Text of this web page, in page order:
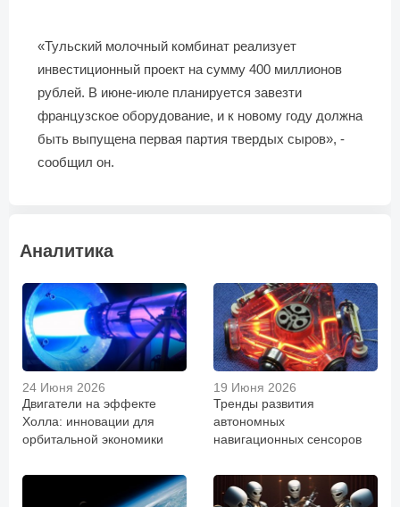
«Тульский молочный комбинат реализует
инвестиционный проект на сумму 400 миллионов
рублей. В июне-июле планируется завезти
французское оборудование, и к новому году должна
быть выпущена первая партия твердых сыров», -
сообщил он.
Аналитика
24 Июня 2026
Двигатели на эффекте
Холла: инновации для
орбитальной экономики
19 Июня 2026
Тренды развития
автономных
навигационных сенсоров